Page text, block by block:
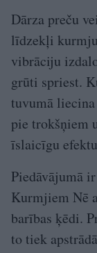
Dārza preču
līdzekļi
vibrāciju
grūti spriest.
tuvumā
pie trokšņiem
īslaicīgu
Piedāvājumā
Kurmjiem Nē
barības ķēdi.
to tiek